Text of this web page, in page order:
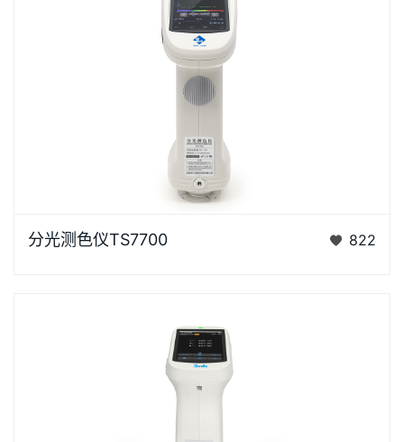
仪是3nh公司花费3年时间、精心设计的、完…
分光测色仪TS7700 822